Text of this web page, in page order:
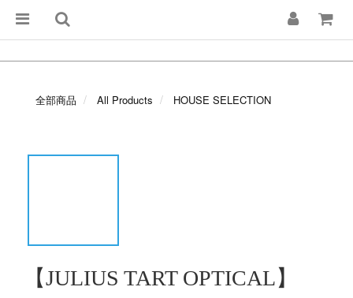
全部商品 All Products HOUSE SELECTION
【JULIUS TART OPTICAL】